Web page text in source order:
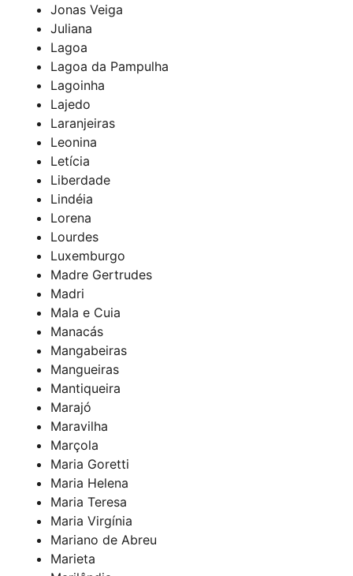
Jonas Veiga
Juliana
Lagoa
Lagoa da Pampulha
Lagoinha
Lajedo
Laranjeiras
Leonina
Letícia
Liberdade
Lindéia
Lorena
Lourdes
Luxemburgo
Madre Gertrudes
Madri
Mala e Cuia
Manacás
Mangabeiras
Mangueiras
Mantiqueira
Marajó
Maravilha
Marçola
Maria Goretti
Maria Helena
Maria Teresa
Maria Virgínia
Mariano de Abreu
Marieta